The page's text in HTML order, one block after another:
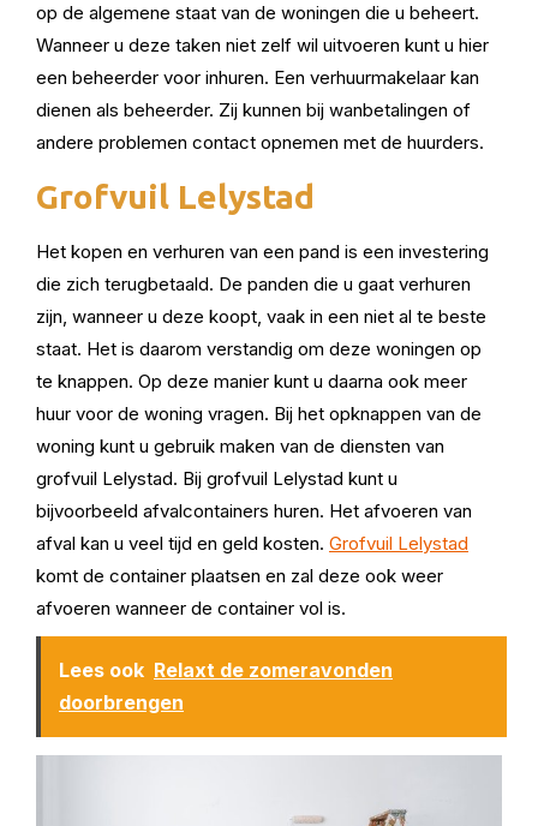
op de algemene staat van de woningen die u beheert.
Wanneer u deze taken niet zelf wil uitvoeren kunt u hier
een beheerder voor inhuren. Een verhuurmakelaar kan
dienen als beheerder. Zij kunnen bij wanbetalingen of
andere problemen contact opnemen met de huurders.
Grofvuil Lelystad
Het kopen en verhuren van een pand is een investering
die zich terugbetaald. De panden die u gaat verhuren
zijn, wanneer u deze koopt, vaak in een niet al te beste
staat. Het is daarom verstandig om deze woningen op
te knappen. Op deze manier kunt u daarna ook meer
huur voor de woning vragen. Bij het opknappen van de
woning kunt u gebruik maken van de diensten van
grofvuil Lelystad. Bij grofvuil Lelystad kunt u
bijvoorbeeld afvalcontainers huren. Het afvoeren van
afval kan u veel tijd en geld kosten. Grofvuil Lelystad
komt de container plaatsen en zal deze ook weer
afvoeren wanneer de container vol is.
Lees ook Relaxt de zomeravonden
doorbrengen